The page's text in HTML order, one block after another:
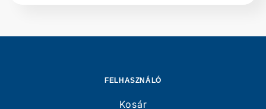
FELHASZNÁLÓ
Kosár